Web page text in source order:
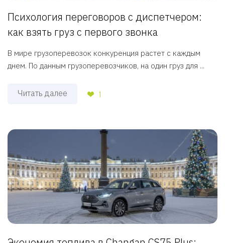
Психология переговоров с диспетчером:
как взять груз с первого звонка
В мире грузоперевозок конкуренция растет с каждым
днем. По данным грузоперевозчиков, на один груз для ...
Читать далее 1